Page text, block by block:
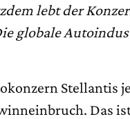
lebt der
globale
Stellantis
Das